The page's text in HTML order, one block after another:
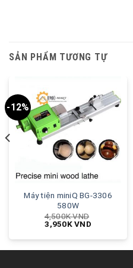
SẢN PHẨM TƯƠNG TỰ
-12%
Máy tiện miniQ BG-3306
580W
4,500KVND
3,950KVND